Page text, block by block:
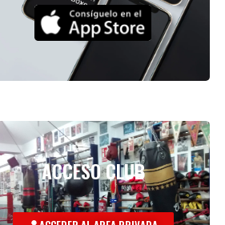
ACCESO CLUB